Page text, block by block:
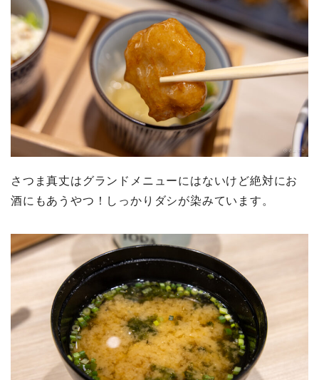
さつま真丈はグランドメニューにはないけど絶対にお
酒にもあうやつ！しっかりダシが染みています。